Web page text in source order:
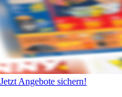
Jetzt Angebote sichern!